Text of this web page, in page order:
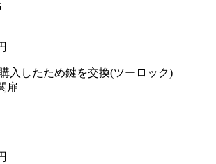
入したため鍵を交換(ツーロック)
扉